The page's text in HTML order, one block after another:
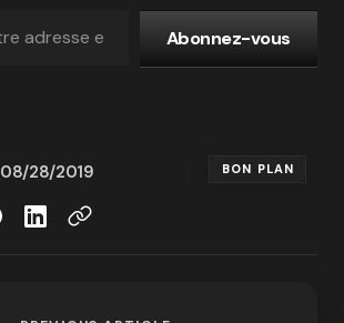
Abonnez-vous
08/28/2019 BON PLAN